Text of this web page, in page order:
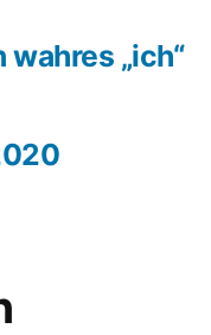
Kundenwunsch„ich“